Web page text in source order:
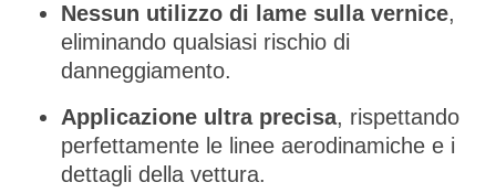
Nessun utilizzo di lame sulla vernice,
eliminando qualsiasi rischio di
danneggiamento.
Applicazione ultra precisa, rispettando
perfettamente le linee aerodinamiche e i
dettagli della vettura.